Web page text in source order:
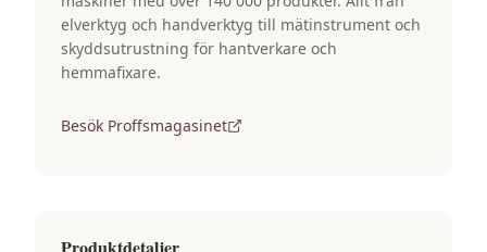
elverktyg och handverktyg till mätinstrument och
skyddsutrustning för hantverkare och
hemmafixare.
Besök Proffsmagasinet